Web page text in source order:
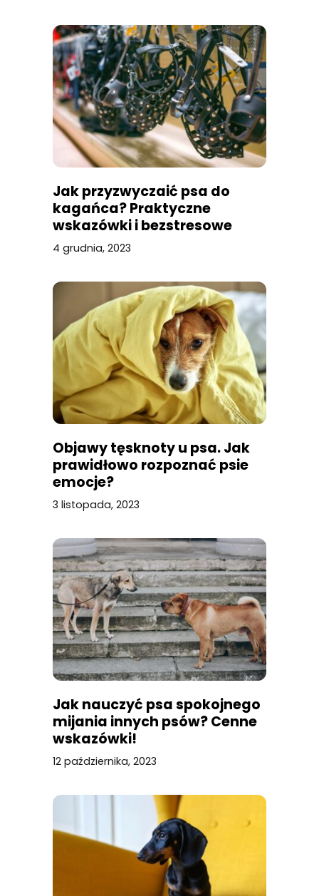
Jak przyzwyczaić psa do
kagańca? Praktyczne
wskazówki i bezstresowe
metody
4 grudnia, 2023
Objawy tęsknoty u psa. Jak
prawidłowo rozpoznać psie
emocje?
3 listopada, 2023
Jak nauczyć psa spokojnego
mijania innych psów? Cenne
wskazówki!
12 października, 2023